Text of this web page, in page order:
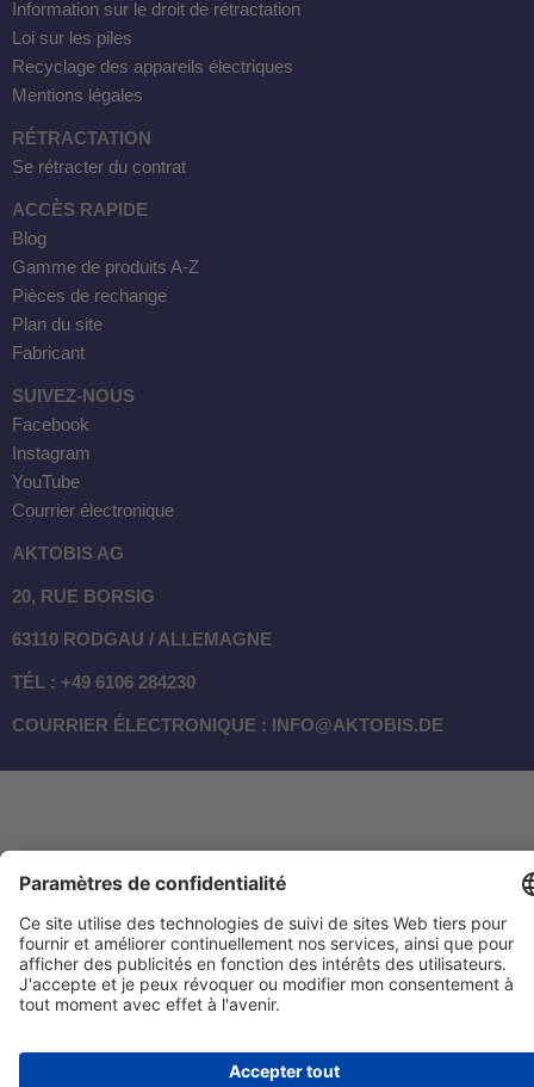
Information sur le droit de rétractation
Loi sur les piles
Recyclage des appareils électriques
Mentions légales
RÉTRACTATION
Se rétracter du contrat
ACCÈS RAPIDE
Blog
Gamme de produits A-Z
Pièces de rechange
Plan du site
Fabricant
SUIVEZ-NOUS
Facebook
Instagram
YouTube
Courrier électronique
AKTOBIS AG
20, RUE BORSIG
63110 RODGAU / ALLEMAGNE
TÉL : +49 6106 284230
COURRIER ÉLECTRONIQUE : INFO@AKTOBIS.DE